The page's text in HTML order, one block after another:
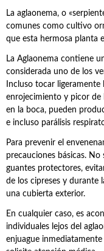
La aglaonema, o
comunes como cultivo
que esta hermosa planta
La Aglaonema contiene
considerada uno de los
Incluso tocar
enrojecimiento y picor de
en la boca, pueden
e incluso parálisis
Para prevenir el
precauciones básicas.
guantes protectores,
de los cipreses y durante
una cubierta exterior.
En cualquier caso, es
individuales lejos del
enjuague